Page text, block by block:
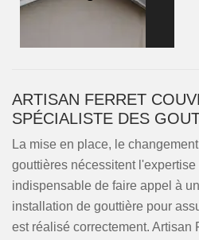
ARTISAN FERRET
SPÉCIALISTE DES
La mise en place, le
gouttières nécessitent
indispensable de faire appel à
installation de gouttière pour
est réalisé correctement. Artisan